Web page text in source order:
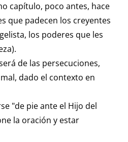
capítulo, poco antes, hace
que padecen los creyentes
los poderes que les
de las persecuciones,
dado el contexto en
"de pie ante el Hijo del
la oración y estar